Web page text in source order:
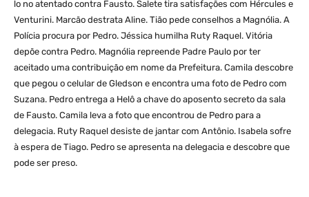
lo no atentado contra Fausto. Salete tira satisfações com Hércules e
Venturini. Marcão destrata Aline. Tião pede conselhos a Magnólia. A
Polícia procura por Pedro. Jéssica humilha Ruty Raquel. Vitória
depõe contra Pedro. Magnólia repreende Padre Paulo por ter
aceitado uma contribuição em nome da Prefeitura. Camila descobre
que pegou o celular de Gledson e encontra uma foto de Pedro com
Suzana. Pedro entrega a Helô a chave do aposento secreto da sala
de Fausto. Camila leva a foto que encontrou de Pedro para a
delegacia. Ruty Raquel desiste de jantar com Antônio. Isabela sofre
à espera de Tiago. Pedro se apresenta na delegacia e descobre que
pode ser preso.